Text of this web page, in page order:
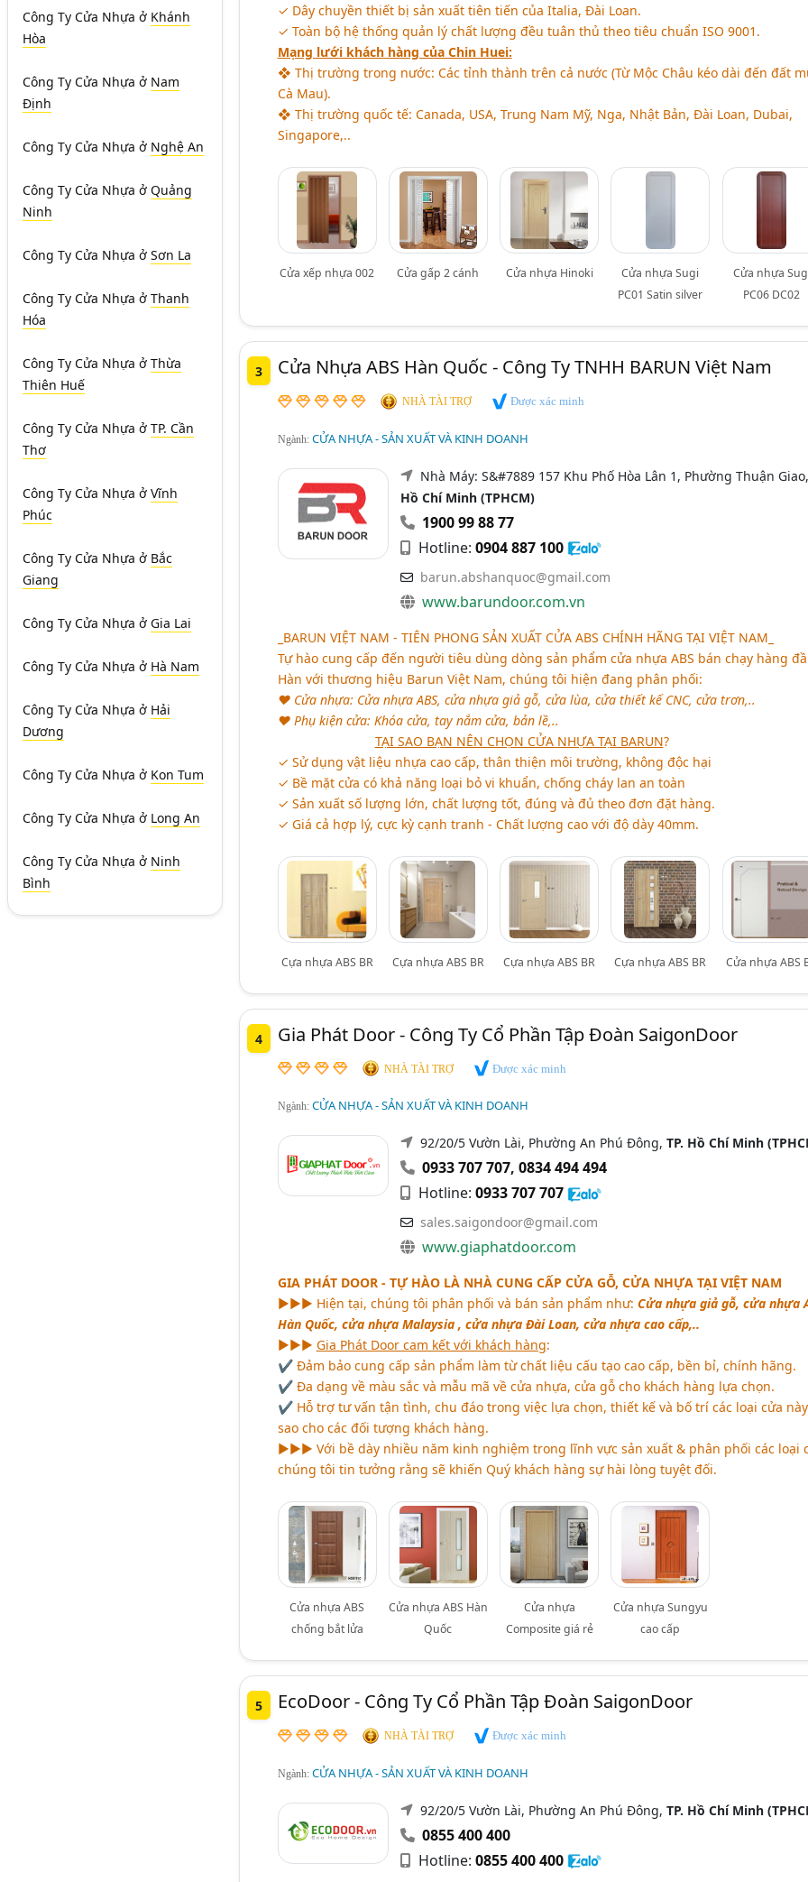
Công Ty Cửa Nhựa ở Khánh
Hòa
Công Ty Cửa Nhựa ở Nam
Định
Công Ty Cửa Nhựa ở Nghệ An
Công Ty Cửa Nhựa ở Quảng
Ninh
Công Ty Cửa Nhựa ở Sơn La
Công Ty Cửa Nhựa ở Thanh
Hóa
Công Ty Cửa Nhựa ở Thừa
Thiên Huế
Công Ty Cửa Nhựa ở TP. Cần
Thơ
Công Ty Cửa Nhựa ở Vĩnh
Phúc
Công Ty Cửa Nhựa ở Bắc
Giang
Công Ty Cửa Nhựa ở Gia Lai
Công Ty Cửa Nhựa ở Hà Nam
Công Ty Cửa Nhựa ở Hải
Dương
Công Ty Cửa Nhựa ở Kon Tum
Công Ty Cửa Nhựa ở Long An
Công Ty Cửa Nhựa ở Ninh
Bình
✓ Dây chuyền thiết bị sản xuất tiên tiến của Italia, Đài Loan.
✓ Toàn bộ hệ thống quản lý chất lượng đều tuân thủ theo tiêu chuẩn ISO 9001.
Mạng lưới khách hàng của Chin Huei:
❖ Thị trường trong nước: Các tỉnh thành trên cả nước (Từ Mộc Châu kéo dài đến đất
Cà Mau).
❖ Thị trường quốc tế: Canada, USA, Trung Nam Mỹ, Nga, Nhật Bản, Đài Loan, Dubai,
Singapore,..
Cửa xếp nhựa 002 Cửa gấp 2 cánh Cửa nhựa Hinoki
Cửa nhựa Sugi
PC01 Satin silver
Cửa nhựa
PC06 DC02
3 Cửa Nhựa ABS Hàn Quốc - Công Ty TNHH BARUN Việt Nam
NHÀ TÀI TRỢ Được xác minh
Ngành: CỬA NHỰA - SẢN XUẤT VÀ KINH DOANH
Nhà Máy: S&#7889 157 Khu Phố Hòa Lân 1, Phường Thuận
Hồ Chí Minh (TPHCM)
1900 99 88 77
Hotline: 0904 887 100
barun.abshanquoc@gmail.com
www.barundoor.com.vn
_BARUN VIỆT NAM - TIÊN PHONG SẢN XUẤT CỬA ABS CHÍNH HÃNG TẠI VIỆT NAM_
Tự hào cung cấp đến người tiêu dùng dòng sản phẩm cửa nhựa ABS bán chạy hàng
Hàn với thương hiệu Barun Việt Nam, chúng tôi hiện đang phân phối:
♥ Cửa nhựa: Cửa nhựa ABS, cửa nhựa giả gỗ, cửa lùa, cửa thiết kế CNC, cửa trơn,..
♥ Phụ kiện cửa: Khóa cửa, tay nắm cửa, bản lề,..
TẠI SAO BẠN NÊN CHỌN CỬA NHỰA TẠI BARUN?
✓ Sử dụng vật liệu nhựa cao cấp, thân thiện môi trường, không độc hại
✓ Bề mặt cửa có khả năng loại bỏ vi khuẩn, chống cháy lan an toàn
✓ Sản xuất số lượng lớn, chất lượng tốt, đúng và đủ theo đơn đặt hàng.
✓ Giá cả hợp lý, cực kỳ cạnh tranh - Chất lượng cao với độ dày 40mm.
Cựa nhựa ABS BR Cựa nhựa ABS BR Cựa nhựa ABS BR Cựa nhựa ABS BR Cửa nhựa ABS
4 Gia Phát Door - Công Ty Cổ Phần Tập Đoàn SaigonDoor
NHÀ TÀI TRỢ Được xác minh
Ngành: CỬA NHỰA - SẢN XUẤT VÀ KINH DOANH
92/20/5 Vườn Lài, Phường An Phú Đông, TP. Hồ Chí Minh
0933 707 707, 0834 494 494
Hotline: 0933 707 707
sales.saigondoor@gmail.com
www.giaphatdoor.com
GIA PHÁT DOOR - TỰ HÀO LÀ NHÀ CUNG CẤP CỬA GỖ, CỬA NHỰA TẠI VIỆT NAM
►►► Hiện tại, chúng tôi phân phối và bán sản phẩm như: Cửa nhựa giả gỗ, cửa nhựa
Hàn Quốc, cửa nhựa Malaysia , cửa nhựa Đài Loan, cửa nhựa cao cấp,..
►►► Gia Phát Door cam kết với khách hàng:
✔ Đảm bảo cung cấp sản phẩm làm từ chất liệu cấu tạo cao cấp, bền bỉ, chính hãng.
✔ Đa dạng về màu sắc và mẫu mã về cửa nhựa, cửa gỗ cho khách hàng lựa chọn.
✔ Hỗ trợ tư vấn tận tình, chu đáo trong việc lựa chọn, thiết kế và bố trí các loại cửa
sao cho các đối tượng khách hàng.
►►► Với bề dày nhiều năm kinh nghiệm trong lĩnh vực sản xuất & phân phối các loại
chúng tôi tin tưởng rằng sẽ khiến Quý khách hàng sự hài lòng tuyệt đối.
Cửa nhựa ABS
chống bắt lửa
Cửa nhựa ABS Hàn
Quốc
Cửa nhựa
Composite giá rẻ
Cửa nhựa Sungyu
cao cấp
5 EcoDoor - Công Ty Cổ Phần Tập Đoàn SaigonDoor
NHÀ TÀI TRỢ Được xác minh
Ngành: CỬA NHỰA - SẢN XUẤT VÀ KINH DOANH
92/20/5 Vườn Lài, Phường An Phú Đông, TP. Hồ Chí Minh
0855 400 400
Hotline: 0855 400 400